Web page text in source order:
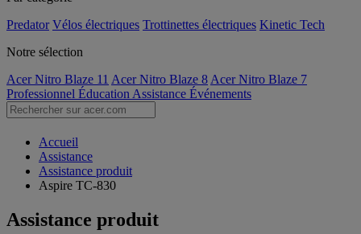
Predator Vélos électriques Trottinettes électriques Kinetic Tech
Notre sélection
Acer Nitro Blaze 11 Acer Nitro Blaze 8 Acer Nitro Blaze 7
Professionnel Éducation Assistance Événements
Accueil
Assistance
Assistance produit
Aspire TC-830
Assistance produit